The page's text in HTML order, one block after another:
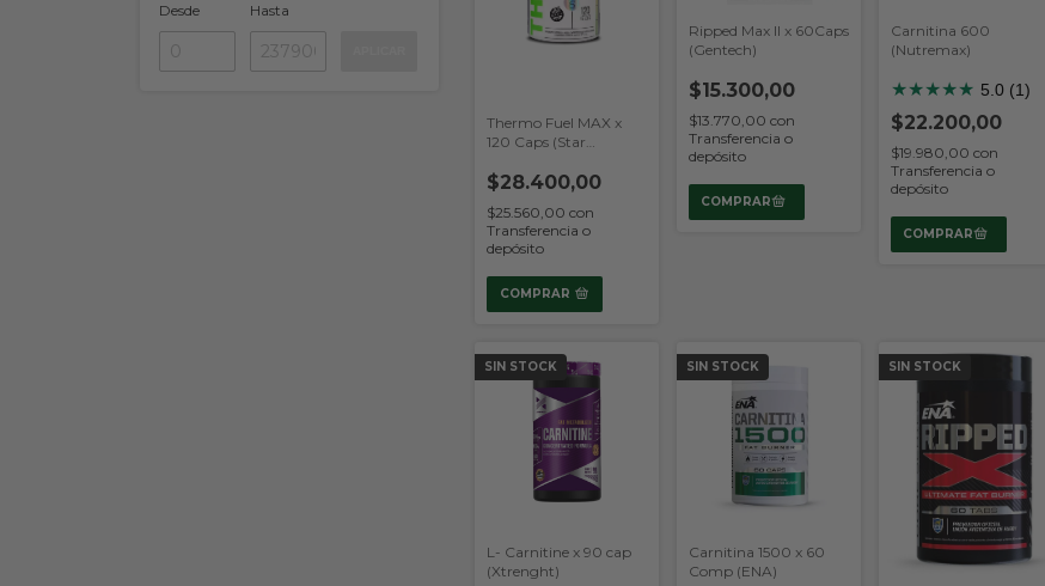
Desde Hasta
Thermo Fuel MAX x
120 Caps (Star
$28.400,00
$25.560,00 con
Transferencia o
depósito
COMPRAR
Ripped Max II x 60Caps
(Gentech)
$15.300,00
$13.770,00 con
Transferencia o
depósito
Carnitina 600
(Nutremax)
★★★★★ 5.0 (1)
$22.200,00
$19.980,00 con
Transferencia o
depósito
SIN STOCK
L- Carnitine x 90 cap
(Xtrenght)
SIN STOCK
Carnitina 1500 x 60
Comp (ENA)
SIN STOCK